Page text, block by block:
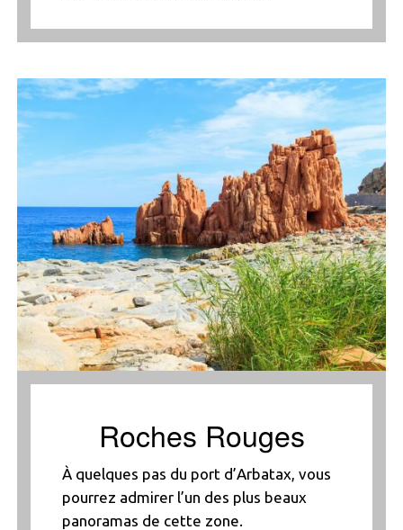
Roches Rouges
À quelques pas du port d’Arbatax, vous
pourrez admirer l’un des plus beaux
panoramas de cette zone.